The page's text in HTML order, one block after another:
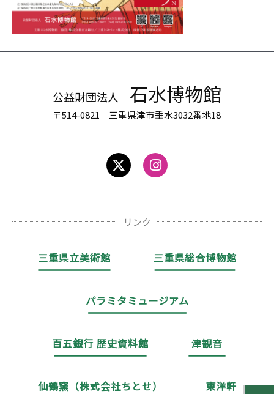
公益財団法人 石水博物館
〒514-0821 三重県津市垂水3032番地18
リンク
三重県立美術館 三重県総合博物館
パラミタミュージアム
百五銀行 歴史資料館 津観音
仙鶴窯（株式会社ちとせ） 東洋軒